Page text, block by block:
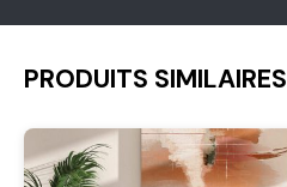
PRODUITS SIMILAIRES